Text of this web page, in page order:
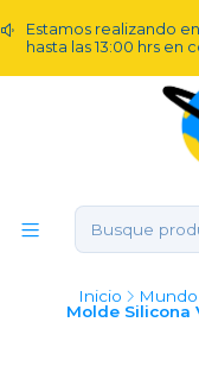
Estamos realizando
hasta las 13:00 hrs en
Inicio
Molde Silicona